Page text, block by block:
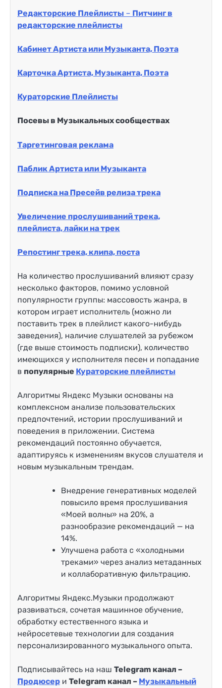
Редакторские Плейлисты – Питчинг в
редакторские плейлисты
Кабинет Артиста или Музыканта, Поэта
Карточка Артиста, Музыканта, Поэта
Кураторские Плейлисты
Посевы в Музыкальных сообществах
Таргетинговая реклама
Паблик Артиста или Музыканта
Подписка на Пресейв релиза трека
Увеличение прослушиваний трека,
плейлиста, лайки на трек
Репостинг трека, клипа, поста
На количество прослушиваний влияют сразу
несколько факторов, помимо условной
популярности группы: массовость жанра, в
котором играет исполнитель (можно ли
поставить трек в плейлист какого-нибудь
заведения), наличие слушателей за рубежом
(где выше стоимость подписки), количество
имеющихся у исполнителя песен и попадание
в популярные Кураторские плейлисты
Алгоритмы Яндекс Музыки основаны на
комплексном анализе пользовательских
предпочтений, истории прослушиваний и
поведения в приложении. Система
рекомендаций постоянно обучается,
адаптируясь к изменениям вкусов слушателя и
новым музыкальным трендам.
Внедрение генеративных моделей
повысило время прослушивания
«Моей волны» на 20%, а
разнообразие рекомендаций — на
14%.
Улучшена работа с «холодными
треками» через анализ метаданных
и коллаборативную фильтрацию.
Алгоритмы Яндекс.Музыки продолжают
развиваться, сочетая машинное обучение,
обработку естественного языка и
нейросетевые технологии для создания
персонализированного музыкального опыта.
Подписывайтесь на наш Telegram канал –
Продюсер и Telegram канал – Музыкальный